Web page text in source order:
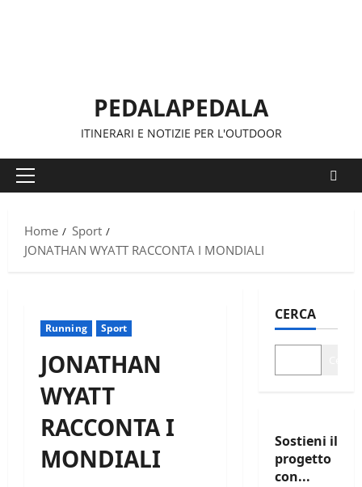
PEDALAPEDALA
ITINERARI E NOTIZIE PER L'OUTDOOR
Menu
Home
Sport
JONATHAN WYATT RACCONTA I MONDIALI
Running Sport
JONATHAN
WYATT
RACCONTA I
MONDIALI
CERCA
Sostieni il
progetto
con...